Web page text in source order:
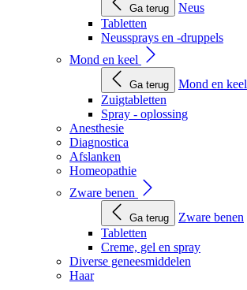
Ga terug
Neus
Tabletten
Neussprays en -druppels
Mond en keel
Ga terug
Mond en keel
Zuigtabletten
Spray - oplossing
Anesthesie
Diagnostica
Afslanken
Homeopathie
Zware benen
Ga terug
Zware benen
Tabletten
Creme, gel en spray
Diverse geneesmiddelen
Haar